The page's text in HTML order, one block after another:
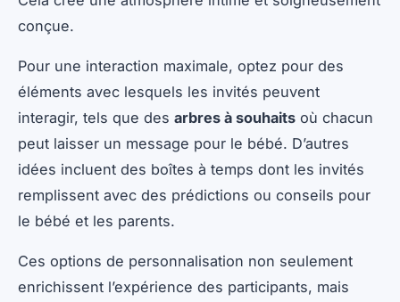
conçue.
Pour une interaction maximale, optez pour des
éléments avec lesquels les invités peuvent
interagir, tels que des arbres à souhaits où chacun
peut laisser un message pour le bébé. D’autres
idées incluent des boîtes à temps dont les invités
remplissent avec des prédictions ou conseils pour
le bébé et les parents.
Ces options de personnalisation non seulement
enrichissent l’expérience des participants, mais